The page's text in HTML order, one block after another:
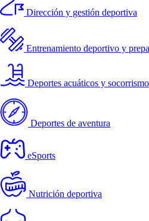
Dirección y gestión deportiva
Entrenamiento deportivo y
Deportes acuáticos y socorrismo
Deportes de aventura
eSports
Nutrición deportiva